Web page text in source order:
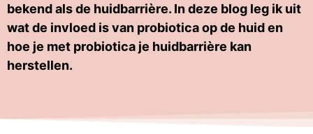
bekend als de huidbarrière. In deze blog leg ik uit
wat de invloed is van probiotica op de huid en
hoe je met probiotica je huidbarrière kan
herstellen.